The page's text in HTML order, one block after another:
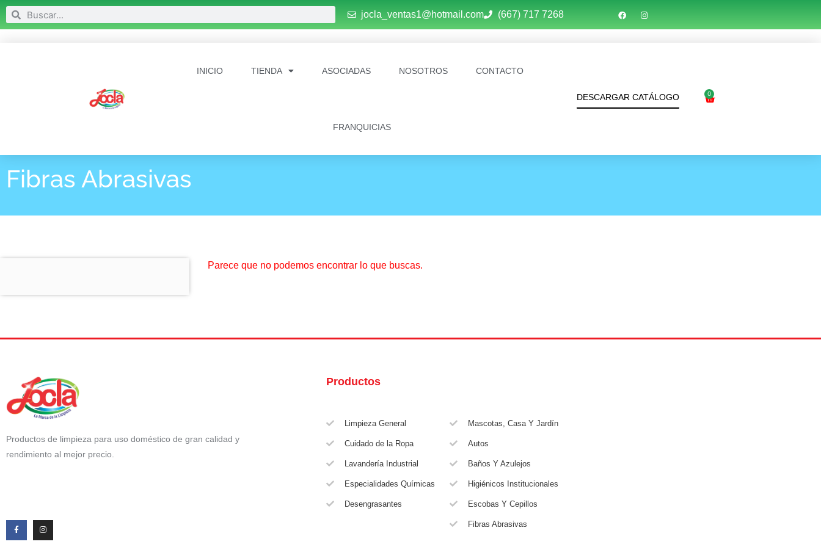
jocla_ventas1@hotmail.com (667) 717 7268
INICIO TIENDA ASOCIADAS NOSOTROS CONTACTO
FRANQUICIAS
DESCARGAR CATÁLOGO 0
Fibras Abrasivas
Parece que no podemos encontrar lo que buscas.
Productos de limpieza para uso doméstico de gran calidad y
rendimiento al mejor precio.
Productos
Limpieza General
Cuidado de la Ropa
Lavandería Industrial
Especialidades Químicas
Desengrasantes
Mascotas, Casa Y Jardín
Autos
Baños Y Azulejos
Higiénicos Institucionales
Escobas Y Cepillos
Fibras Abrasivas